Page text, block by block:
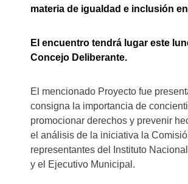
materia de igualdad e inclusión
El encuentro tendrá lugar este
Concejo Deliberante.
El mencionado Proyecto fue
consigna la importancia de
promocionar derechos y prevenir
el análisis de la iniciativa la
representantes del Instituto
y el Ejecutivo Municipal.